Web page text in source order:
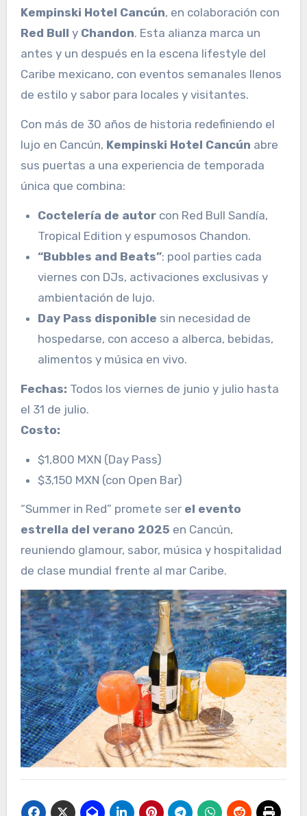
Kempinski Hotel Cancún, en colaboración con
Red Bull y Chandon. Esta alianza marca un
antes y un después en la escena lifestyle del
Caribe mexicano, con eventos semanales llenos
de estilo y sabor para locales y visitantes.
Con más de 30 años de historia redefiniendo el
lujo en Cancún, Kempinski Hotel Cancún abre
sus puertas a una experiencia de temporada
única que combina:
Coctelería de autor con Red Bull Sandía,
Tropical Edition y espumosos Chandon.
“Bubbles and Beats”: pool parties cada
viernes con DJs, activaciones exclusivas y
ambientación de lujo.
Day Pass disponible sin necesidad de
hospedarse, con acceso a alberca, bebidas,
alimentos y música en vivo.
Fechas: Todos los viernes de junio y julio hasta
el 31 de julio.
Costo:
$1,800 MXN (Day Pass)
$3,150 MXN (con Open Bar)
“Summer in Red” promete ser el evento
estrella del verano 2025 en Cancún,
reuniendo glamour, sabor, música y hospitalidad
de clase mundial frente al mar Caribe.